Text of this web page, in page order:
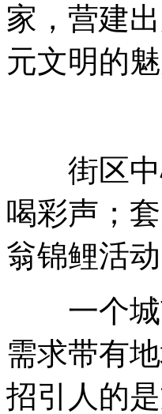
家，营建
元文明的魅
街区中
喝彩声；
翁锦鲤活
一个城
需求带有
招引人的